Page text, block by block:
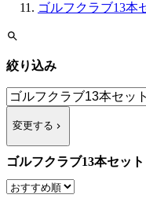
ゴルフクラブ13本
絞り込み
変更する
ゴルフクラブ13本セッ